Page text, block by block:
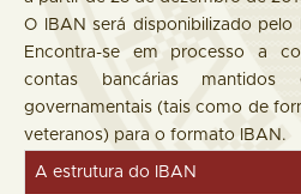
O IBAN será disponibilizado
Encontra-se em processo a
contas bancárias
governamentais (tais como de
veteranos) para o formato IBAN.
A estrutura do IBAN